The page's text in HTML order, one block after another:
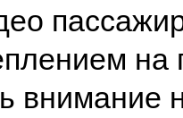
на
внимание